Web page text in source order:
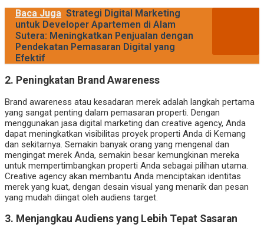
Baca Juga Strategi Digital Marketing
untuk Developer Apartemen di Alam
Sutera: Meningkatkan Penjualan dengan
Pendekatan Pemasaran Digital yang
Efektif
2. Peningkatan Brand Awareness
Brand awareness atau kesadaran merek adalah langkah pertama
yang sangat penting dalam pemasaran properti. Dengan
menggunakan jasa digital marketing dan creative agency, Anda
dapat meningkatkan visibilitas proyek properti Anda di Kemang
dan sekitarnya. Semakin banyak orang yang mengenal dan
mengingat merek Anda, semakin besar kemungkinan mereka
untuk mempertimbangkan properti Anda sebagai pilihan utama.
Creative agency akan membantu Anda menciptakan identitas
merek yang kuat, dengan desain visual yang menarik dan pesan
yang mudah diingat oleh audiens target.
3. Menjangkau Audiens yang Lebih Tepat Sasaran